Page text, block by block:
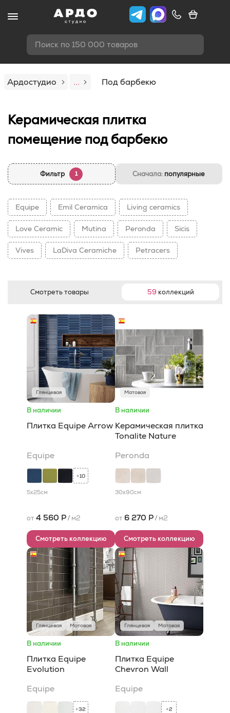
Поиск по 150 000 товаров
Ардостудио ... Под барбекю
Керамическая плитка
помещение под барбекю
Фильтр 1 Сначала: популярные
Equipe Emil Ceramica Living ceramics
Love Ceramic Mutina Peronda Sicis
Vives LaDiva Сeramiche Petracers
Смотреть товары 59 коллекций
Глянцевая
В наличии
Плитка Equipe Arrow
Equipe
+10
5x25см
от 4 560 Р/ м2
Смотреть коллекцию
Матовая
В наличии
Керамическая плитка
Tonalite Nature
Peronda
30x90см
от 6 270 Р/ м2
Смотреть коллекцию
Глянцевая Матовая
В наличии
Плитка Equipe
Evolution
Equipe
+32
Глянцевая Матовая
В наличии
Плитка Equipe
Chevron Wall
Equipe
+2